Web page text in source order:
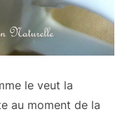
le veut la
au moment de la